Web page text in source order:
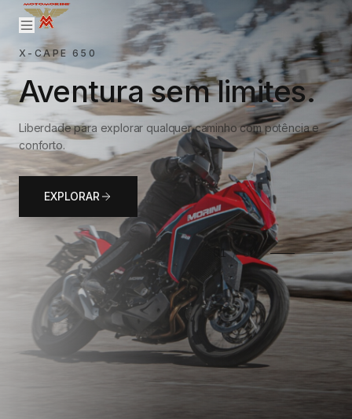
X-CAPE 650
Aventura sem limites.
Liberdade para explorar qualquer caminho com potência e
conforto.
EXPLORAR
01 / 02